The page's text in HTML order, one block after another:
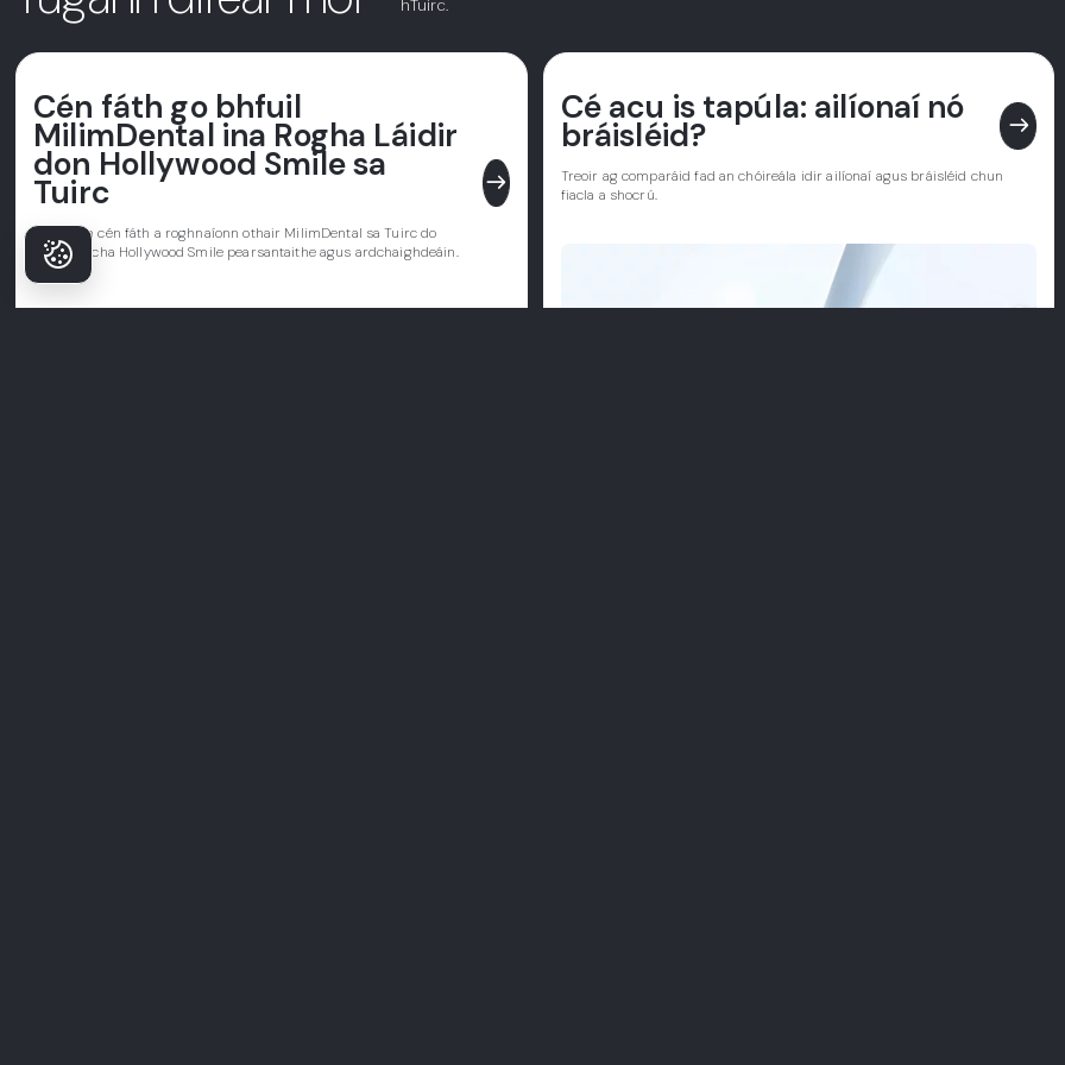
hTuirc.
Cén fáth go bhfuil
MilimDental ina Rogha Láidir
don Hollywood Smile sa
Tuirc east
Foghlaim cén fáth a roghnaíonn othair MilimDental sa Tuirc do
chóireálacha Hollywood Smile pearsantaithe agus ardchaighdeáin.
Cé acu is tapúla: ailíonaí nó
bráisléid? east
Treoir ag comparáid fad an chóireála idir ailíonaí agus bráisléid chun
fiacla a shocrú.